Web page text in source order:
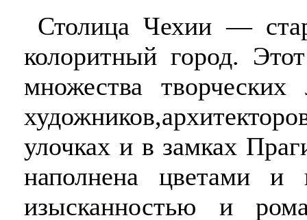
Столица Чехии —
колоритный город.
множества творческих
улочках и в замках
наполнена цветами и
изысканностью и